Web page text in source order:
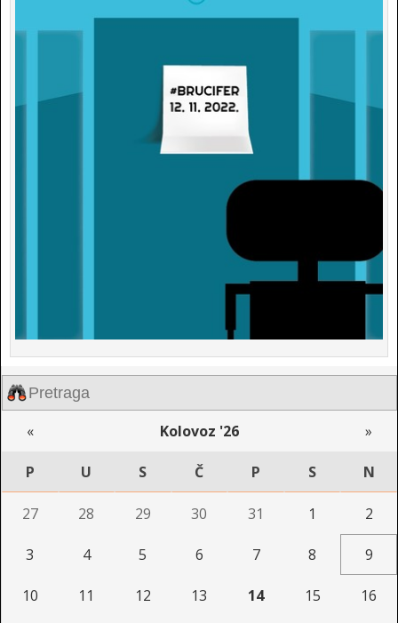
« Kolovoz '26 »
P U S Č P S N
27 28 29 30 31 1 2
3 4 5 6 7 8 9
10 11 12 13 14 15 16